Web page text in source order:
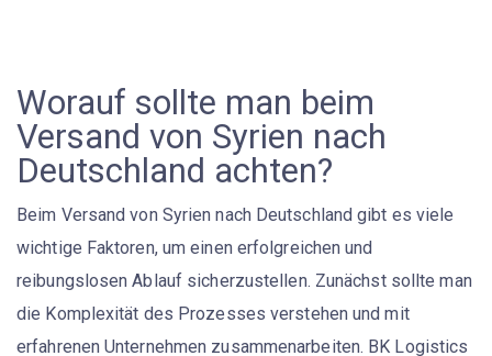
Worauf sollte man beim
Versand von Syrien nach
Deutschland achten?
Beim Versand von Syrien nach Deutschland gibt es viele
wichtige Faktoren, um einen erfolgreichen und
reibungslosen Ablauf sicherzustellen. Zunächst sollte man
die Komplexität des Prozesses verstehen und mit
erfahrenen Unternehmen zusammenarbeiten. BK Logistics